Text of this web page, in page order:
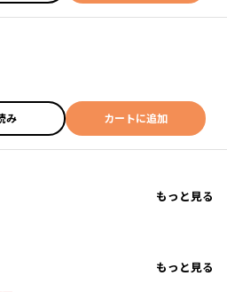
み カートに追加
もっと見る
もっと見る